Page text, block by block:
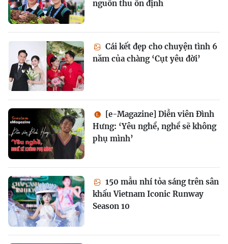
nguồn thu ổn định
Cái kết đẹp cho chuyện tình 6
năm của chàng ‘Cụt yêu đời’
[e-Magazine] Diễn viên Đình
Hưng: ‘Yêu nghề, nghề sẽ không
phụ mình’
150 mẫu nhí tỏa sáng trên sân
khấu Vietnam Iconic Runway
Season 10